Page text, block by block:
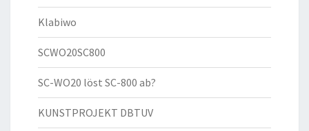
Klabiwo
SCWO20SC800
SC-WO20 löst SC-800 ab?
KUNSTPROJEKT DBTUV